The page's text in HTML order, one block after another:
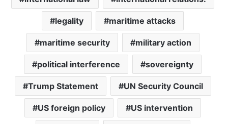
legality maritime attacks
maritime security military action
political interference sovereignty
Trump Statement UN Security Council
US foreign policy US intervention